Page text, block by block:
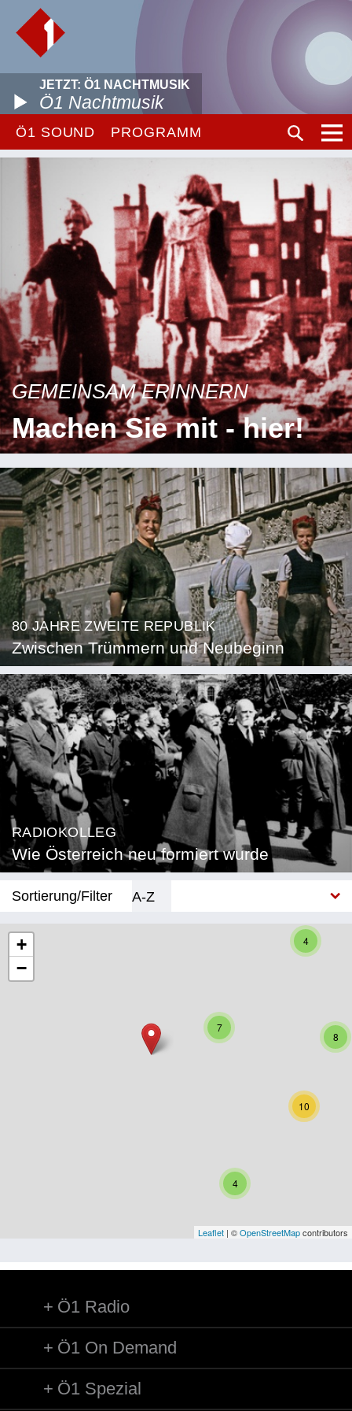
JETZT: Ö1 NACHTMUSIK
Ö1 Nachtmusik
Ö1 SOUND PROGRAMM
GEMEINSAM ERINNERN
Machen Sie mit - hier!
80 JAHRE ZWEITE REPUBLIK
Zwischen Trümmern und Neubeginn
RADIOKOLLEG
Wie Österreich neu formiert wurde
Sortierung/Filter
A-Z
Kärnten
Vorarlberg
Besatzungsmächte
Frauen, Mütter, Kinder
10
7
4
4
8
+
−
Leaflet | ©OpenStreetMapcontributors
Ö1 Radio
Ö1 On Demand
Ö1 Spezial